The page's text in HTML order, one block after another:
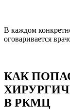
В каждом
оговаривается
КАК
В РКМЦ